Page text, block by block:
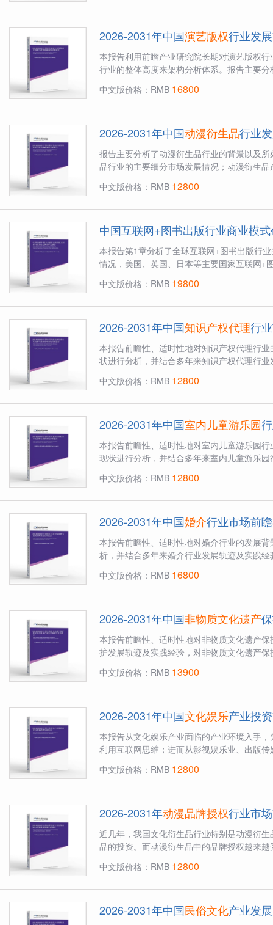
2026-2031年中国演艺版权行业发
本报告利用前瞻产业研究院长期对演艺版权
行业的整体高度来架构分析体系。报告主要
中文版价格：RMB 16800
2026-2031年中国动漫衍生品行业
报告主要分析了动漫衍生品行业的背景以及
品行业的主要细分市场发展情况；动漫衍生
中文版价格：RMB 12800
中国互联网+图书出版行业商业模
本报告第1章分析了全球互联网+图书出版行
情况，美国、英国、日本等主要国家互联网+
中文版价格：RMB 19800
2026-2031年中国知识产权代理行
本报告前瞻性、适时性地对知识产权代理行
状进行分析，并结合多年来知识产权代理行
中文版价格：RMB 12800
2026-2031年中国室内儿童游乐园
本报告前瞻性、适时性地对室内儿童游乐园
现状进行分析，并结合多年来室内儿童游乐
中文版价格：RMB 12800
2026-2031年中国婚介行业市场前
本报告前瞻性、适时性地对婚介行业的发展
析，并结合多年来婚介行业发展轨迹及实践
中文版价格：RMB 16800
2026-2031年中国非物质文化遗产
本报告前瞻性、适时性地对非物质文化遗产
护发展轨迹及实践经验，对非物质文化遗产
中文版价格：RMB 13900
2026-2031年中国文化娱乐产业投
本报告从文化娱乐产业面临的产业环境入手
利用互联网思维；进而从影视娱乐业、出版
中文版价格：RMB 12800
2026-2031年动漫品牌授权行业市
近几年，我国文化衍生品行业特别是动漫衍
品的投资。而动漫衍生品中的品牌授权越来
中文版价格：RMB 12800
2026-2031年中国民俗文化产业发